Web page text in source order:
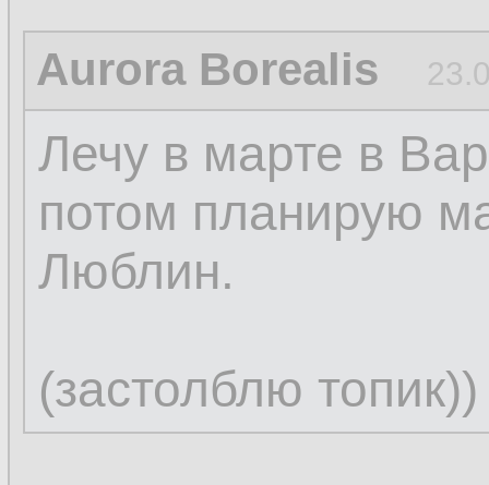
Aurora Borealis
Лечу в марте в
потом планирую
Люблин.
(застолблю топик))